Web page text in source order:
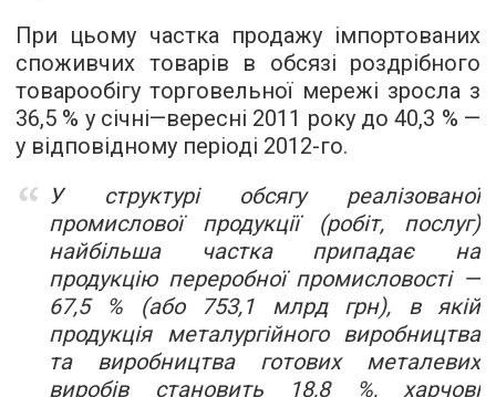
При цьому частка продажу імпортованих
споживчих товарів в обсязі роздрібного
товарообігу торговельної мережі зросла з
36,5 % у січні—вересні 2011 року до 40,3 % —
у відповідному періоді 2012-го.
У структурі обсягу реалізованої
промислової продукції (робіт, послуг)
найбільша частка припадає на
продукцію переробної промисловості —
67,5 % (або 753,1 млрд грн), в якій
продукція металургійного виробництва
та виробництва готових металевих
виробів становить 18,8 %, харчові